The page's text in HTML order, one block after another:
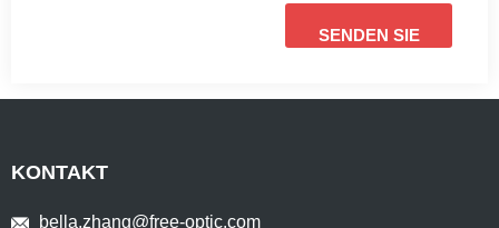
SENDEN SIE
KONTAKT
bella.zhang@free-optic.com